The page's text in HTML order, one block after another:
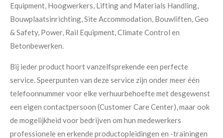
Equipment, Hoogwerkers, Lifting and Materials Handling,
Bouwplaatsinrichting, Site Accommodation, Bouwliften, Geo
& Safety, Power, Rail Equipment, Climate Control en
Betonbewerken.
Bij ieder product hoort vanzelfsprekende een perfecte
service. Speerpunten van deze service zijn onder meer één
telefoonnummer voor elke verhuurbehoefte met desgewenst
een eigen contactpersoon (Customer Care Center), maar ook
de mogelijkheid voor bedrijven om hun medewerkers
professionele en erkende productopleidingen en -trainingen